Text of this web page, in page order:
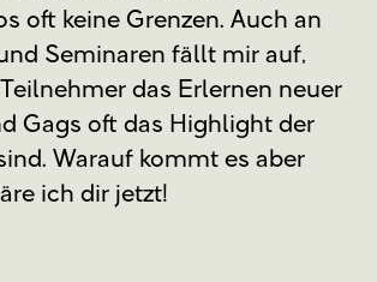
oft keine Grenzen. Auch an
Seminaren fällt mir auf,
das Erlernen neuer
Gags oft das Highlight der
Warauf kommt es aber
ich dir jetzt!